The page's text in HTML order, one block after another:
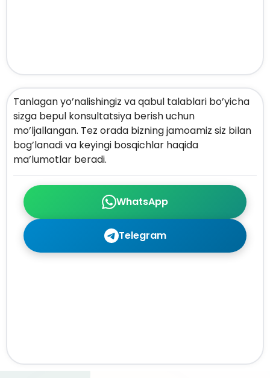
WhatsApp
Telegram
Tanlagan yo’nalishingiz va qabul talablari bo’yicha
sizga bepul konsultatsiya berish uchun
mo’ljallangan. Tez orada bizning jamoamiz siz bilan
bog’lanadi va keyingi bosqichlar haqida
ma’lumotlar beradi.